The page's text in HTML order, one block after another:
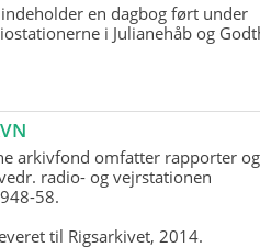
en dagbog ført under
i Julianehåb og
arkivfond omfatter rapporter og
radio- og vejrstationen
58.
til Rigsarkivet, 2014.